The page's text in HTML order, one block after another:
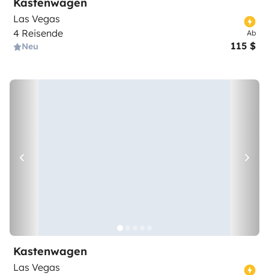
Las Vegas
4 Reisende
Neu
Ab
115 $
Kastenwagen
Las Vegas